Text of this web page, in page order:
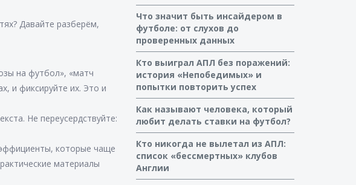
Давайте разберём,
на футбол», «матч
и фиксируйте их. Это и
Не переусердствуйте:
которые чаще
материалы
Что значит быть инсайдером в
футболе: от слухов до
проверенных данных
Кто выиграл АПЛ без поражений:
история «Непобедимых» и
попытки повторить успех
Как называют человека, который
любит делать ставки на футбол?
Кто никогда не вылетал из АПЛ:
список «бессмертных» клубов
Англии